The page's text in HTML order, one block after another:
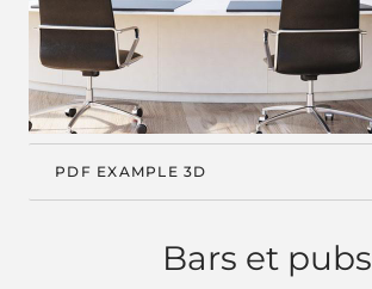
PDF EXAMPLE 3D
Bars et pubs